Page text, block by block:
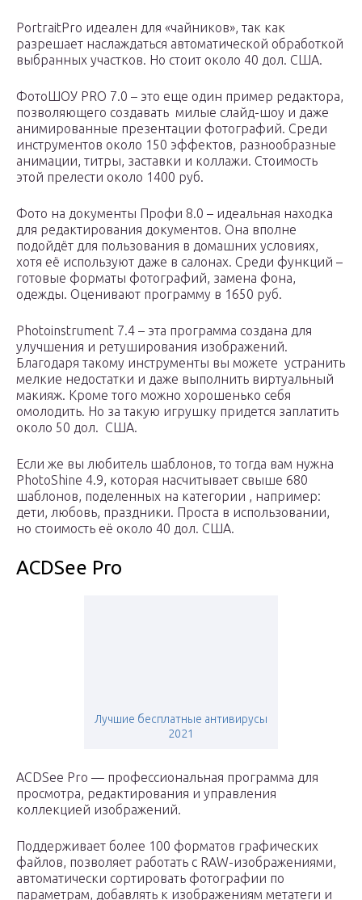
PortraitPro идеален для «чайников», так как
разрешает наслаждаться автоматической обработкой
выбранных участков. Но стоит около 40 дол. США.
ФотоШОУ PRO 7.0 – это еще один пример редактора,
позволяющего создавать милые слайд-шоу и даже
анимированные презентации фотографий. Среди
инструментов около 150 эффектов, разнообразные
анимации, титры, заставки и коллажи. Стоимость
этой прелести около 1400 руб.
Фото на документы Профи 8.0 – идеальная находка
для редактирования документов. Она вполне
подойдёт для пользования в домашних условиях,
хотя её используют даже в салонах. Среди функций –
готовые форматы фотографий, замена фона,
одежды. Оценивают программу в 1650 руб.
Photoinstrument 7.4 – эта программа создана для
улучшения и ретуширования изображений.
Благодаря такому инструменты вы можете устранить
мелкие недостатки и даже выполнить виртуальный
макияж. Кроме того можно хорошенько себя
омолодить. Но за такую игрушку придется заплатить
около 50 дол. США.
Если же вы любитель шаблонов, то тогда вам нужна
PhotoShine 4.9, которая насчитывает свыше 680
шаблонов, поделенных на категории , например:
дети, любовь, праздники. Проста в использовании,
но стоимость её около 40 дол. США.
ACDSee Pro
Лучшие бесплатные антивирусы
2021
ACDSee Pro — профессиональная программа для
просмотра, редактирования и управления
коллекцией изображений.
Поддерживает более 100 форматов графических
файлов, позволяет работать с RAW-изображениями,
автоматически сортировать фотографии по
параметрам, добавлять к изображениям метатеги и